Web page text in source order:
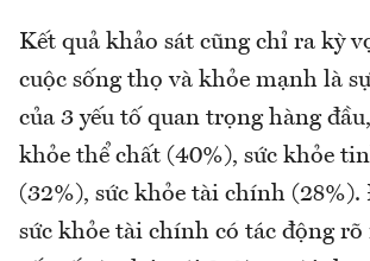
Kết quả khảo sát cũng chỉ ra kỳ
cuộc sống thọ và khỏe mạnh là
của 3 yếu tố quan trọng hàng
khỏe thể chất (40%), sức khỏe
(32%), sức khỏe tài chính (28%).
sức khỏe tài chính có tác động rõ